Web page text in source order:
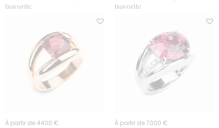
tsavorite
tsavorite
À partir de 4400 € À partir de 7000 €